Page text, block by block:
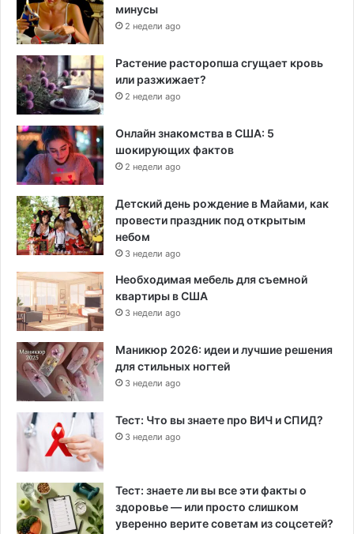
минусы
2 недели ago
Растение расторопша сгущает кровь
или разжижает?
2 недели ago
Онлайн знакомства в США: 5
шокирующих фактов
2 недели ago
Детский день рождение в Майами, как
провести праздник под открытым
небом
3 недели ago
Необходимая мебель для съемной
квартиры в США
3 недели ago
Маникюр 2026: идеи и лучшие решения
для стильных ногтей
3 недели ago
Тест: Что вы знаете про ВИЧ и СПИД?
3 недели ago
Тест: знаете ли вы все эти факты о
здоровье — или просто слишком
уверенно верите советам из соцсетей?